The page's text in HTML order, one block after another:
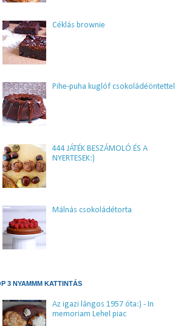
Céklás brownie
Pihe-puha kuglóf csokoládéöntettel
444 JÁTÉK BESZÁMOLÓ ÉS A
NYERTESEK:)
Málnás csokoládétorta
3 NYAMMM KATTINTÁS
Az igazi lángos 1957 óta:) - In
memoriam Lehel piac